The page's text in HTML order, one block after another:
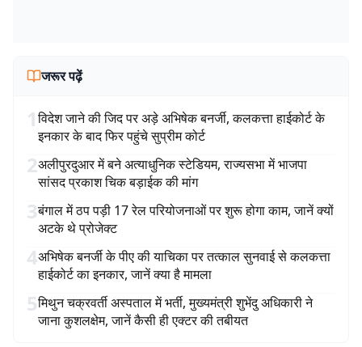
जरूर पढ़ें
1विदेश जाने की जिद पर अड़े अभिषेक बनर्जी, कलकत्ता हाईकोर्ट के
इनकार के बाद फिर पहुंचे सुप्रीम कोर्ट
2अलीपुरदुआर में बने अत्याधुनिक स्टेडियम, राज्यसभा में भाजपा
सांसद प्रकाश चिक बड़ाईक की मांग
3बंगाल में ठप पड़ी 17 रेल परियोजनाओं पर शुरू होगा काम, जानें क्यों
अटके थे प्रोजेक्ट
4अभिषेक बनर्जी के पीए की याचिका पर तत्काल सुनवाई से कलकत्ता
हाईकोर्ट का इनकार, जानें क्या है मामला
5मिथुन चक्रवर्ती अस्पताल में भर्ती, मुख्यमंत्री शुभेंदु अधिकारी ने
जाना कुशलक्षेम, जानें कैसी ही एक्टर की तबीयत